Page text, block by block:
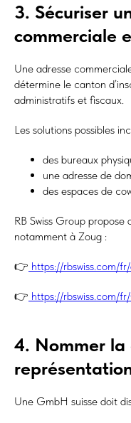
3. Sécuriser
commerciale
Une adresse
détermine le canton
administratifs et fiscaux.
Les solutions possibles
des bureaux
une adresse de
des espaces de
RB Swiss Group
notamment à Zoug :
👉 https://rbswiss.com/
👉 https://rbswiss.com/
4. Nommer
Une GmbH suisse doit